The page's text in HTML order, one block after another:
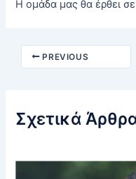
Η ομάδα μας θα έρθει
navigation
PREVIOUS
Σχετικά